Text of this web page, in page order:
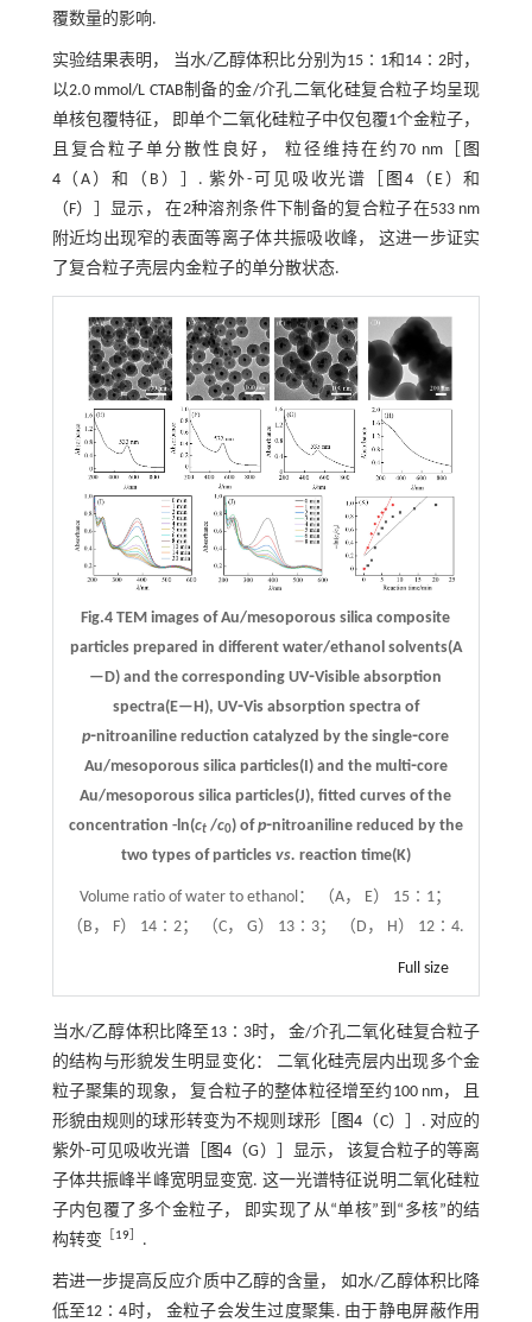
覆数量的影响.
实验结果表明， 当水/乙醇体积比分别为15∶1和14∶2时，
以2.0 mmol/L CTAB制备的金/介孔二氧化硅复合粒子均呈现
单核包覆特征， 即单个二氧化硅粒子中仅包覆1个金粒子，
且复合粒子单分散性良好， 粒径维持在约70 nm［
图
4（A）和（B）］. 紫外-可见吸收光谱［ 图4（E）和
（F）］显示， 在2种溶剂条件下制备的复合粒子在533 nm
附近均出现窄的表面等离子体共振吸收峰， 这进一步证实
了复合粒子壳层内金粒子的单分散状态.
Fig.4 TEM images of Au/mesoporous silica composite
particles prepared in different water/ethanol solvents(A
—D) and the corresponding UV⁃Visible absorption
spectra(E—H), UV⁃Vis absorption spectra of
p⁃nitroaniline reduction catalyzed by the single⁃core
Au/mesoporous silica particles(I) and the multi⁃core
Au/mesoporous silica particles(J), fitted curves of the
concentration -ln(ct/c0) ofp⁃nitroaniline reduced by the
two types of particles vs. reaction time(K)
Volume ratio of water to ethanol： （A， E） 15∶1；
（B， F） 14∶2； （C， G） 13∶3； （D， H） 12∶4.
Full size
当水/乙醇体积比降至13∶3时， 金/介孔二氧化硅复合粒子
的结构与形貌发生明显变化： 二氧化硅壳层内出现多个金
粒子聚集的现象， 复合粒子的整体粒径增至约100 nm， 且
形貌由规则的球形转变为不规则球形［
图4 （C）］. 对应的
紫外-可见吸收光谱［
图4 （G）］显示， 该复合粒子的等离
子体共振峰半峰宽明显变宽. 这一光谱特征说明二氧化硅粒
子内包覆了多个金粒子， 即实现了从“单核”到“多核”的结
构转变
19］ .
若进一步提高反应介质中乙醇的含量， 如水/乙醇体积比降
低至12∶4时， 金粒子会发生过度聚集. 由于静电屏蔽作用